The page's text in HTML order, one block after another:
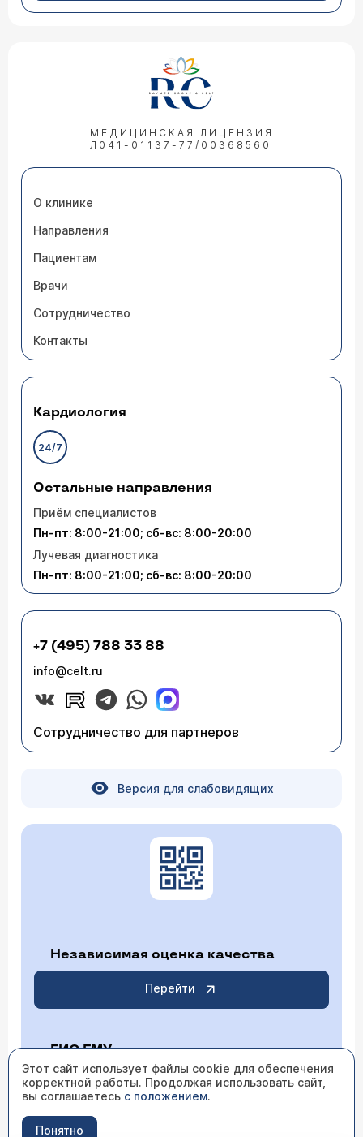
МЕДИЦИНСКАЯ ЛИЦЕНЗИЯ
Л041-01137-77/00368560
О клинике
Направления
Пациентам
Врачи
Сотрудничество
Контакты
Кардиология
24/7
Остальные направления
Приём специалистов
Пн-пт: 8:00-21:00; сб-вс: 8:00-20:00
Лучевая диагностика
Пн-пт: 8:00-21:00; сб-вс: 8:00-20:00
+7 (495) 788 33 88
info@celt.ru
Сотрудничество для партнеров
Версия для слабовидящих
Независимая оценка качества
Перейти
ГИС ГМУ
Перейти
Этот сайт использует файлы cookie для обеспечения
корректной работы. Продолжая использовать сайт,
вы соглашаетесь с положением.
Понятно